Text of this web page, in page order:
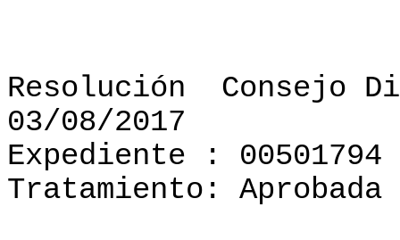
Resolución
Consejo
03/08/2017
Expediente : 00501794
Tratamiento: Aprobada